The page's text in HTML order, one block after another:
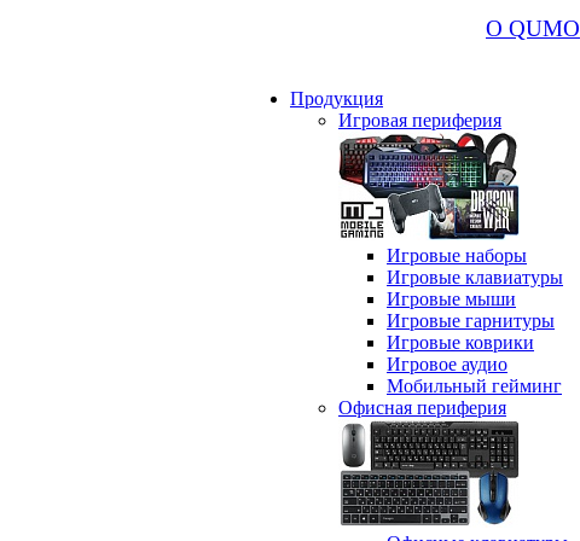
О QUMO
Продукция
Игровая периферия
Игровые наборы
Игровые клавиатуры
Игровые мыши
Игровые гарнитуры
Игровые коврики
Игровое аудио
Мобильный гейминг
Офисная периферия